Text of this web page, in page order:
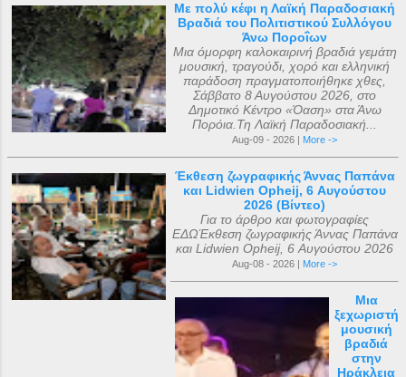
Με πολύ κέφι η Λαϊκή Παραδοσιακή
Βραδιά του Πολιτιστικού Συλλόγου
Άνω Ποροΐων
Μια όμορφη καλοκαιρινή βραδιά γεμάτη
μουσική, τραγούδι, χορό και ελληνική
παράδοση πραγματοποιήθηκε χθες,
Σάββατο 8 Αυγούστου 2026, στο
Δημοτικό Κέντρο «Όαση» στα Άνω
Πορόια.Τη Λαϊκή Παραδοσιακή...
Aug-09 - 2026 | More ->
Έκθεση ζωγραφικής Άννας Παπάνα
και Lidwien Opheij, 6 Αυγούστου
2026 (Βίντεο)
Για το άρθρο και φωτογραφίες
ΕΔΩΈκθεση ζωγραφικής Άννας Παπάνα
και Lidwien Opheij, 6 Αυγούστου 2026
Aug-08 - 2026 | More ->
Μια
ξεχωριστή
μουσική
βραδιά
στην
Ηράκλεια